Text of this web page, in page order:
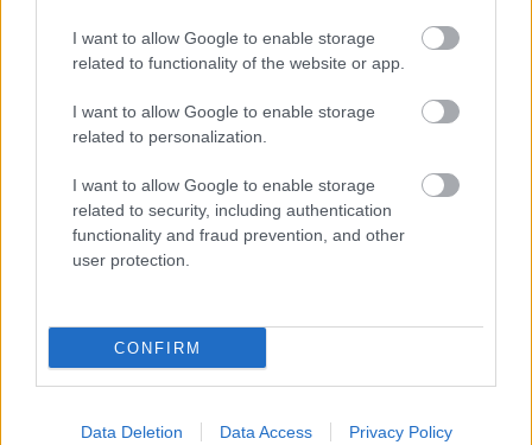
I want to allow Google to enable storage
related to functionality of the website or app.
I want to allow Google to enable storage
related to personalization.
I want to allow Google to enable storage
related to security, including authentication
functionality and fraud prevention, and other
user protection.
CONFIRM
Data Deletion Data Access Privacy Policy
Δημοφιλείς Ειδήσεις
Αυτό το επίδομα δίνει 300 ευρώ - Δεν
Τουρισμός για Όλους 2026: Voucher
σειρά σήμερα
ΟΠΕΚΑ: Μηνιαίο επίδομα έως 210